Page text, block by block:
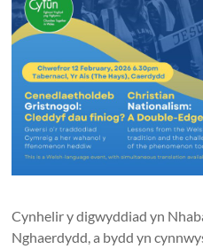
yng
Nghymru
Together
Wales
Cynhelir y digwyddiad yn
Nghaerdydd, a bydd yn